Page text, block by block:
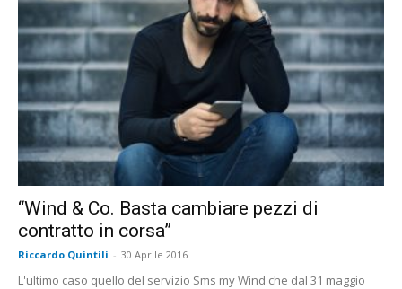
“Wind & Co. Basta cambiare pezzi di
contratto in corsa”
Riccardo Quintili - 30 Aprile 2016
L'ultimo caso quello del servizio Sms my Wind che dal 31 maggio